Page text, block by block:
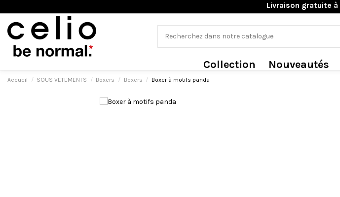
Livraison gratuite
Collection Nouveautés
Accueil SOUS VETEMENTS Boxers Boxers Boxer à motifs panda